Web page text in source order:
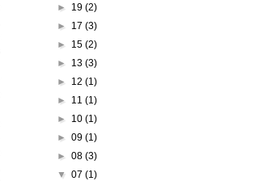
► 19 (2)
► 17 (3)
► 15 (2)
► 13 (3)
► 12 (1)
► 11 (1)
► 10 (1)
► 09 (1)
► 08 (3)
▼ 07 (1)